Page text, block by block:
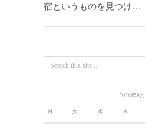
宿というものを見つけ…
2026年8月
月 火 水 木